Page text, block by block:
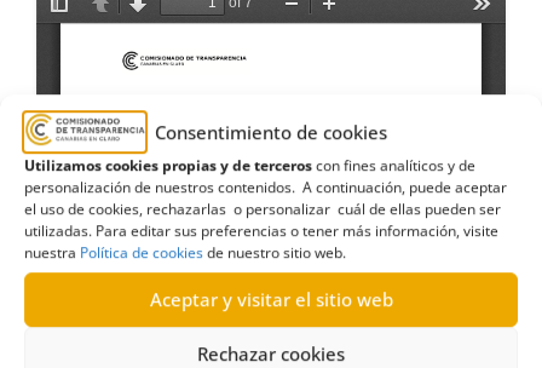
Consentimiento de cookies
Utilizamos cookies propias y de terceroscon fines analíticos y de
personalización de nuestros contenidos. A continuación, puede aceptar
el uso de cookies, rechazarlas o personalizar cuál de ellas pueden ser
utilizadas. Para editar sus preferencias o tener más información, visite
nuestra Política de cookiesde nuestro sitio web.
Aceptar y visitar el sitio web
Rechazar cookies